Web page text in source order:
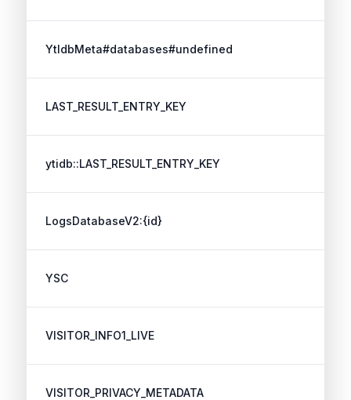
YtIdbMeta#databases#undefined
LAST_RESULT_ENTRY_KEY
ytidb::LAST_RESULT_ENTRY_KEY
LogsDatabaseV2:{id}
YSC
VISITOR_INFO1_LIVE
VISITOR_PRIVACY_METADATA